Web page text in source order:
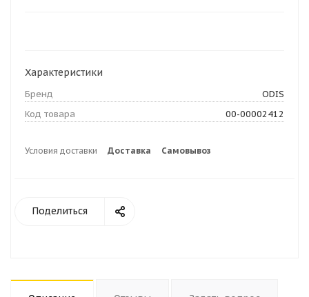
Характеристики
Бренд
ODIS
Код товара
00-00002412
Условия доставки Доставка Самовывоз
Поделиться